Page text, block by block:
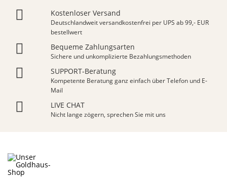
Kostenloser Versand
Deutschlandweit versandkostenfrei per UPS ab 99,- EUR
bestellwert
Bequeme Zahlungsarten
Sichere und unkomplizierte Bezahlungsmethoden
SUPPORT-Beratung
Kompetente Beratung ganz einfach über Telefon und E-
Mail
LIVE CHAT
Nicht lange zögern, sprechen Sie mit uns